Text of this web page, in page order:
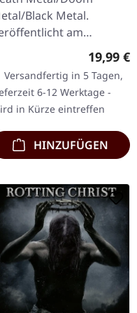
Black Metal.
am
auf Darkness
Rise Productions.
Vinyl mit 4-
12" Insert.…
19,99 €
Versandfertig in 5 Tagen,
6-12 Werktage -
in Kürze eintreffen
HINZUFÜGEN